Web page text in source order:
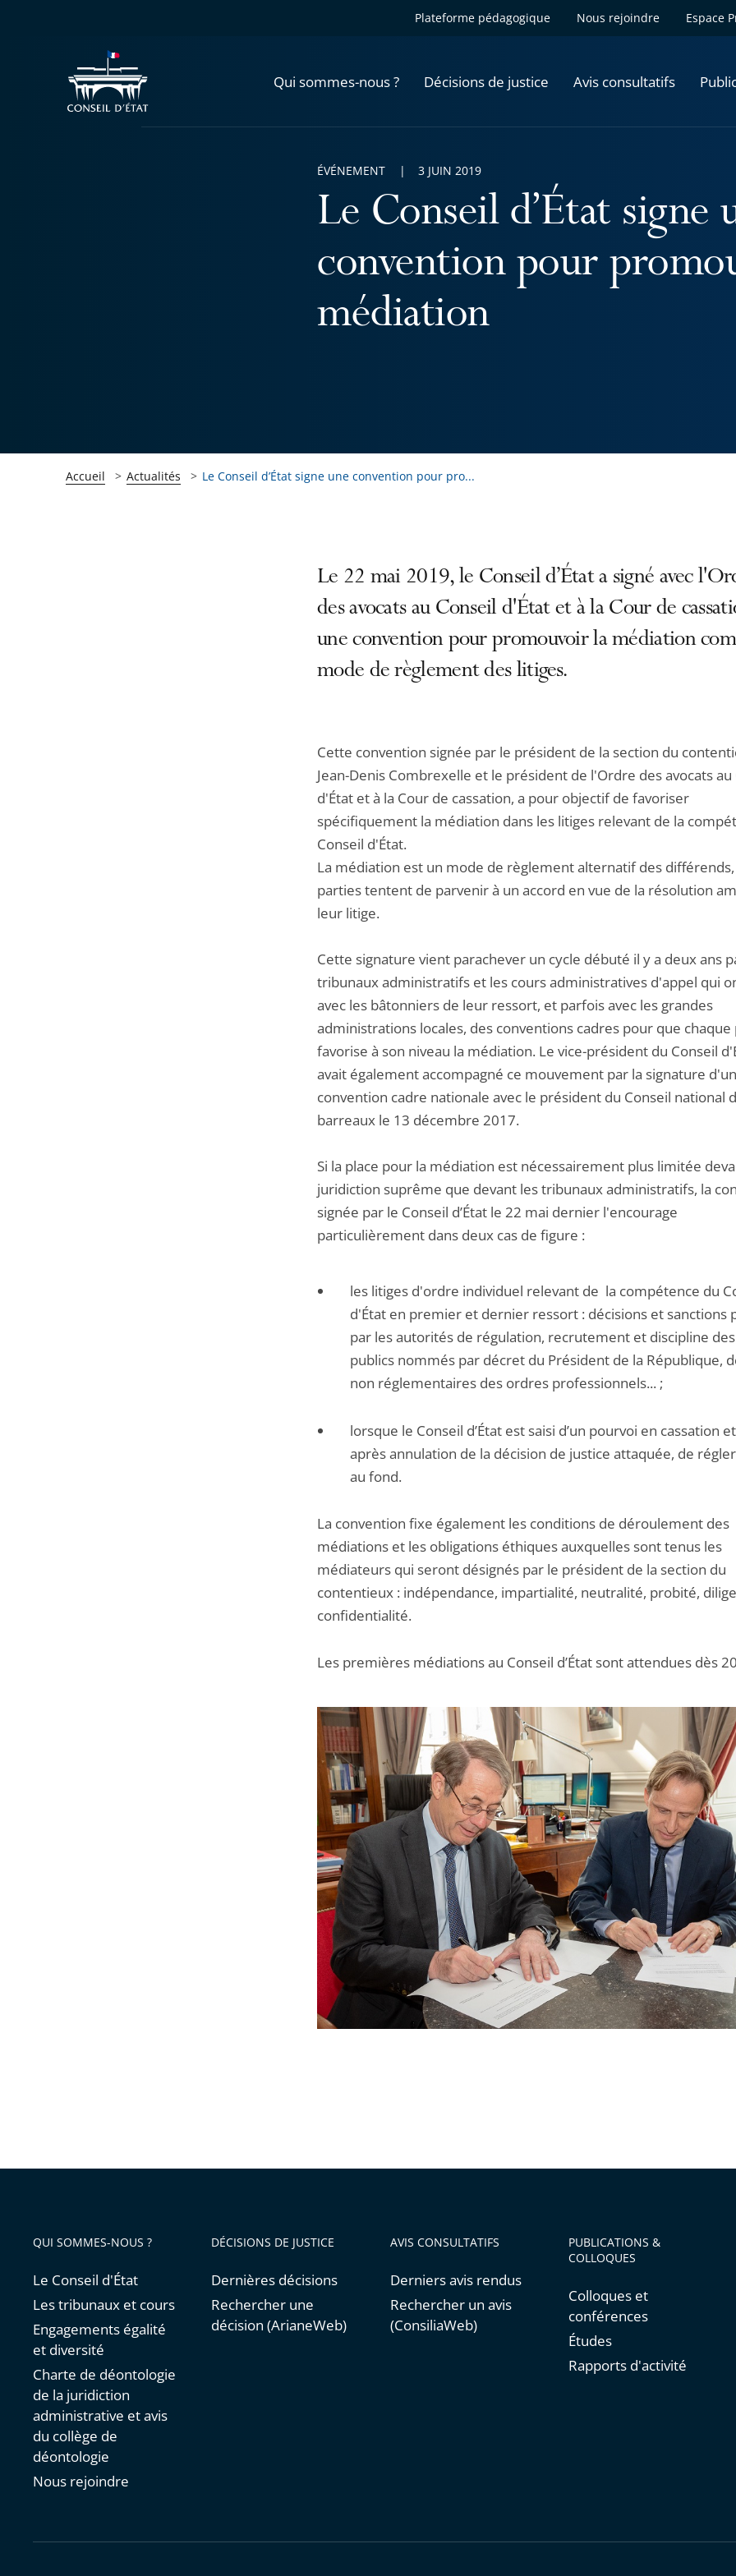
Plateforme pédagogique Nous rejoindre Espace
Qui sommes-nous ? Décisions de justice Avis consultatifs
Le Conseil d’État signe
convention pour
médiation
ÉVÉNEMENT 3 JUIN 2019
Accueil Actualités Le Conseil d’État signe une convention pour pro...
Le 22 mai 2019, le Conseil d’État a signé avec
des avocats au Conseil d'État et à la Cour de
une convention pour promouvoir la médiation
mode de règlement des litiges.
Cette convention signée par le président de la section du
Jean-Denis Combrexelle et le président de l'Ordre des avocats au
d'État et à la Cour de cassation, a pour objectif de favoriser
spécifiquement la médiation dans les litiges relevant de la
Conseil d'État.
La médiation est un mode de règlement alternatif des
parties tentent de parvenir à un accord en vue de la résolution
leur litige.
Cette signature vient parachever un cycle débuté il y a deux ans
tribunaux administratifs et les cours administratives d'appel qui
avec les bâtonniers de leur ressort, et parfois avec les grandes
administrations locales, des conventions cadres pour que chaque
favorise à son niveau la médiation. Le vice-président du Conseil
avait également accompagné ce mouvement par la signature
convention cadre nationale avec le président du Conseil national
barreaux le 13 décembre 2017.
Si la place pour la médiation est nécessairement plus limitée
juridiction suprême que devant les tribunaux administratifs, la
signée par le Conseil d’État le 22 mai dernier l'encourage
particulièrement dans deux cas de figure :
les litiges d'ordre individuel relevant de la compétence du
d'État en premier et dernier ressort : décisions et sanctions
par les autorités de régulation, recrutement et discipline
publics nommés par décret du Président de la République,
non réglementaires des ordres professionnels... ;
lorsque le Conseil d’État est saisi d’un pourvoi en cassation
après annulation de la décision de justice attaquée, de
au fond.
La convention fixe également les conditions de déroulement des
médiations et les obligations éthiques auxquelles sont tenus les
médiateurs qui seront désignés par le président de la section du
contentieux : indépendance, impartialité, neutralité, probité,
confidentialité.
Les premières médiations au Conseil d’État sont attendues dès
QUI SOMMES-NOUS ?
Le Conseil d'État
Les tribunaux et cours
Engagements égalité
et diversité
Charte de déontologie
de la juridiction
administrative et avis
du collège de
déontologie
Nous rejoindre
DÉCISIONS DE JUSTICE
Dernières décisions
Rechercher une
décision (ArianeWeb)
AVIS CONSULTATIFS
Derniers avis rendus
Rechercher un avis
(ConsiliaWeb)
PUBLICATIONS &
COLLOQUES
Colloques et
conférences
Études
Rapports d'activité